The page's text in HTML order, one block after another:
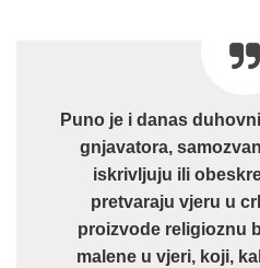
Puno je i danas
gnjavatora,
iskrivljuju ili
pretvaraju vjeru u
proizvode religioznu
malene u vjeri, koji,